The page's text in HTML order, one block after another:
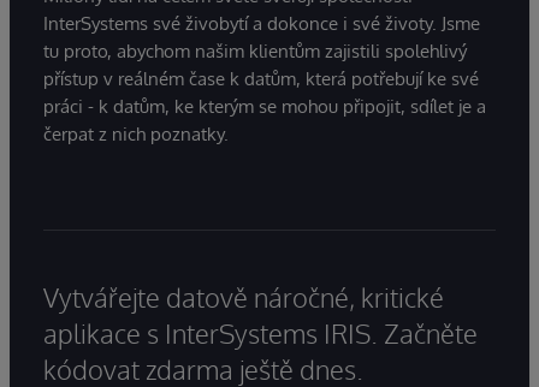
InterSystems své živobytí a dokonce i své životy. Jsme
tu proto, abychom našim klientům zajistili spolehlivý
přístup v reálném čase k datům, která potřebují ke své
práci - k datům, ke kterým se mohou připojit, sdílet je a
čerpat z nich poznatky.
Vytvářejte datově náročné, kritické
aplikace s InterSystems IRIS. Začněte
kódovat zdarma ještě dnes.